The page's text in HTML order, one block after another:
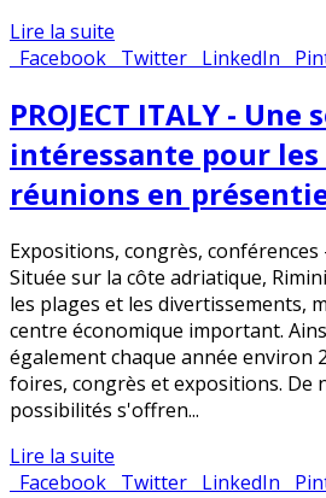
Lire la suite
Facebook Twitter LinkedIn
PROJECT ITALY -
intéressante pour
réunions en
Expositions, congrès, conférences
Située sur la côte adriatique,
les plages et les divertissements,
centre économique important.
également chaque année environ
foires, congrès et expositions. De
possibilités s'offren...
Lire la suite
Facebook Twitter LinkedIn